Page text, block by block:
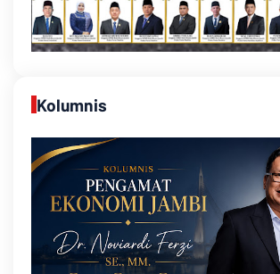
Kolumnis